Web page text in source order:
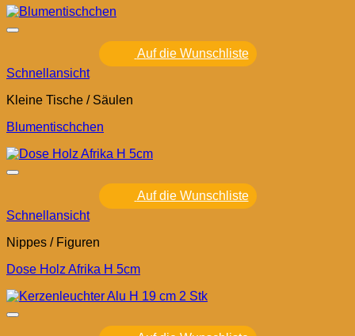
Auf die Wunschliste
Schnellansicht
Kleine Tische / Säulen
Blumentischchen
Auf die Wunschliste
Schnellansicht
Nippes / Figuren
Dose Holz Afrika H 5cm